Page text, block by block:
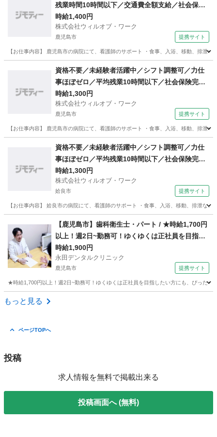
残業時間10時間以下／交通費全額支給／社会保険
完備／週3日〜勤務ok／週3日?勤務ok／医療行為
なし／要経験／日払い可・週払い可/ms460101
時給1,400円
株式会社ウィルオブ・ワーク
鹿児島市 提携サイト
【お仕事内容】 鹿児島市の病院にて、看護師のサポート ・食事、入浴、移動、排泄
鹿児島市 その他
資格不要／未経験者活躍中／シフト調整可／力仕
事ほぼゼロ／平均残業10時間以下／社会保険完備
／週3日〜勤務ok／医療行為なし／日払い可・週
払い可/ms460101
時給1,300円
株式会社ウィルオブ・ワーク
鹿児島市 提携サイト
【お仕事内容】 鹿児島市の病院にて、看護師のサポート ・食事、入浴、移動、排泄
鹿児島市 その他
資格不要／未経験者活躍中／シフト調整可／力仕
事ほぼゼロ／平均残業10時間以下／社会保険完備
／週3日〜勤務ok／医療行為なし／日払い可・週
払い可/ms460101
時給1,300円
株式会社ウィルオブ・ワーク
姶良市 提携サイト
【お仕事内容】 姶良市の病院にて、看護師のサポート ・食事、入浴、移動、排泄な
その他
【鹿児島市】歯科衛生士・パート / ★時給1,700円
以上！週2日~勤務可！ゆくゆくは正社員を目指し
たい方にも、ぴったりな職場です★
時給1,900円
永田デンタルクリニック
鹿児島市 提携サイト
★時給1,700円以上！週2日~勤務可！ゆくゆくは正社員を目指したい方にも、ぴった
鹿児島 鹿児島市
もっと見る
ページTOPへ
投稿
求人情報を無料で掲載出来る
投稿画面へ (無料)